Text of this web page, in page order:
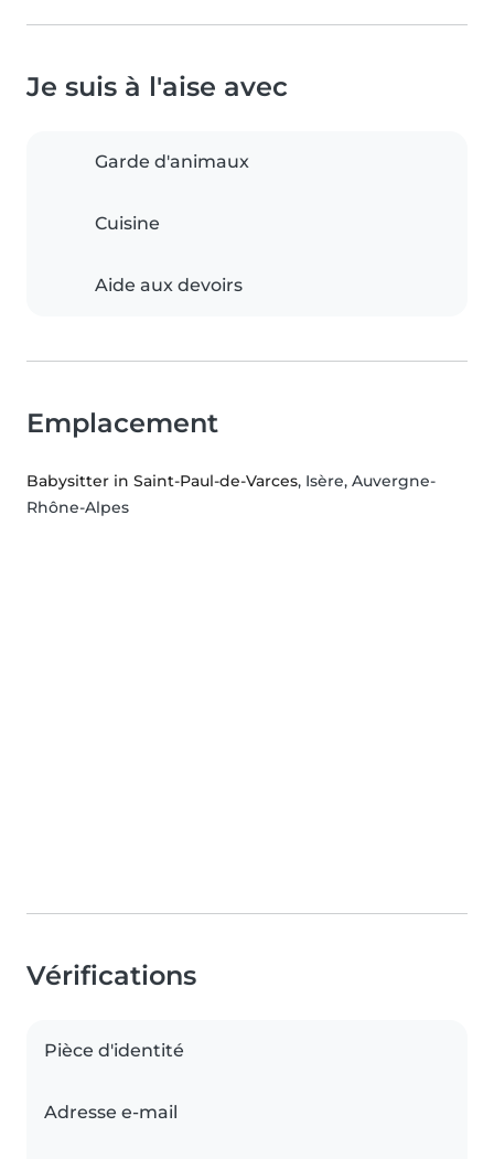
Je suis à l'aise avec
Garde d'animaux
Cuisine
Aide aux devoirs
Emplacement
Babysitter in Saint-Paul-de-Varces, Isère, Auvergne-
Rhône-Alpes
Vérifications
Pièce d'identité
Adresse e-mail